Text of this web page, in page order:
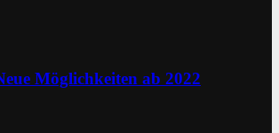
Möglichkeiten ab 2022